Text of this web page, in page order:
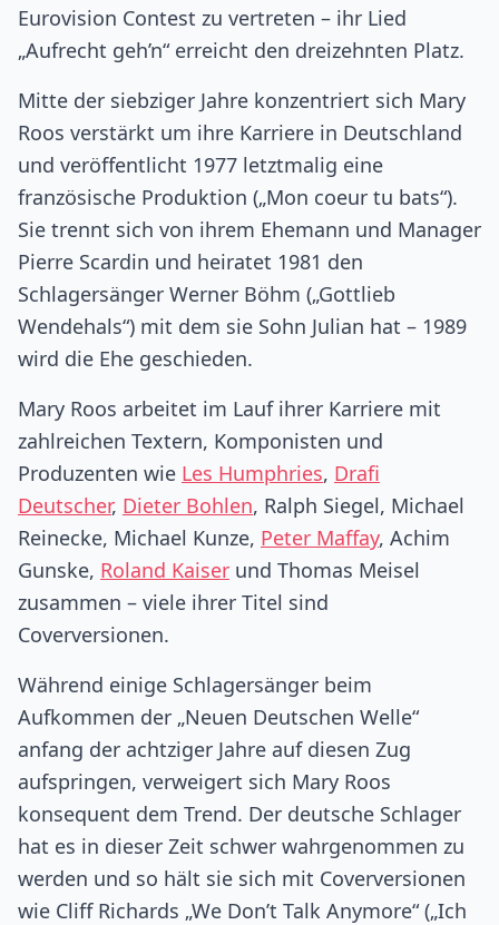
Eurovision Contest zu vertreten – ihr Lied
„Aufrecht geh’n“ erreicht den dreizehnten Platz.
Mitte der siebziger Jahre konzentriert sich Mary
Roos verstärkt um ihre Karriere in Deutschland
und veröffentlicht 1977 letztmalig eine
französische Produktion („Mon coeur tu bats“).
Sie trennt sich von ihrem Ehemann und Manager
Pierre Scardin und heiratet 1981 den
Schlagersänger Werner Böhm („Gottlieb
Wendehals“) mit dem sie Sohn Julian hat – 1989
wird die Ehe geschieden.
Mary Roos arbeitet im Lauf ihrer Karriere mit
zahlreichen Textern, Komponisten und
Produzenten wie Les Humphries, Drafi
Deutscher, Dieter Bohlen, Ralph Siegel, Michael
Reinecke, Michael Kunze, Peter Maffay, Achim
Gunske, Roland Kaiser und Thomas Meisel
zusammen – viele ihrer Titel sind
Coverversionen.
Während einige Schlagersänger beim
Aufkommen der „Neuen Deutschen Welle“
anfang der achtziger Jahre auf diesen Zug
aufspringen, verweigert sich Mary Roos
konsequent dem Trend. Der deutsche Schlager
hat es in dieser Zeit schwer wahrgenommen zu
werden und so hält sie sich mit Coverversionen
wie Cliff Richards „We Don’t Talk Anymore“ („Ich